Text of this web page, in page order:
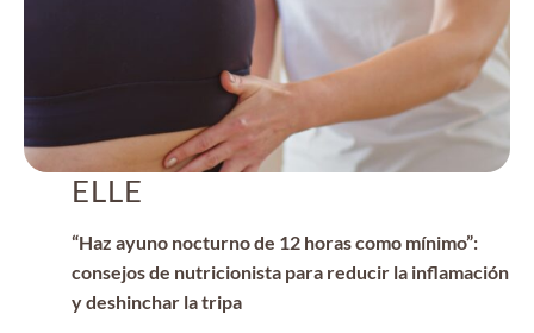
ELLE
“Haz ayuno nocturno de 12 horas como mínimo”:
consejos de nutricionista para reducir la inflamación
y deshinchar la tripa